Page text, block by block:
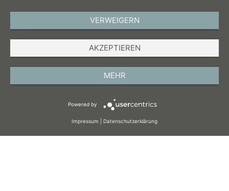
VERWEIGERN
AKZEPTIEREN
MEHR
Powered by
Impressum Datenschutzerklärung